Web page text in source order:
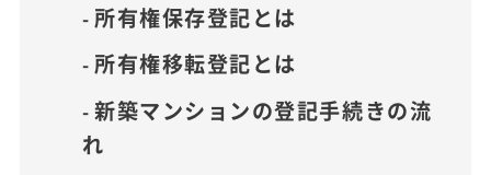
所有権保存登記とは
所有権移転登記とは
新築マンションの登記手続きの流
れ